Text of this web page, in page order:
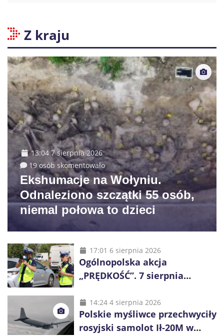
Z kraju
13:04 7 sierpnia 2026
19 osób skomentowało
Ekshumacje na Wołyniu.
Odnaleziono szczątki 55 osób,
niemal połowa to dzieci
17:01 6 sierpnia 2026
Ogólnopolska akcja
„PRĘDKOŚĆ”. 7 sierpnia
14:24 4 sierpnia 2026
Polskie myśliwce przechwyciły
rosyjski samolot Ił-20M w